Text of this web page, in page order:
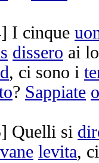
I cinque
dissero ai
, ci sono i
? Sappiate
Quelli si
levita,